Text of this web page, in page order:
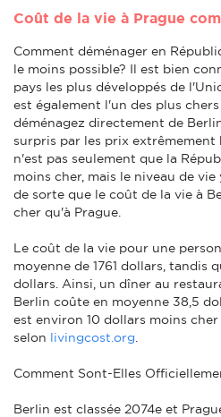
Coût de la vie à Prague
Comment déménager en
le moins possible? Il est bien
pays les plus développés de
est également l'un des plus
déménagez directement de
surpris par les prix extrêmement
n'est pas seulement que la
moins cher, mais le niveau de
de sorte que le coût de la vie à
cher qu'à Prague.
Le coût de la vie pour une
moyenne de 1761 dollars, tandis
dollars. Ainsi, un dîner au
Berlin coûte en moyenne 38,5
est environ 10 dollars moins
selon livingcost.org
Comment Sont-Elles
Berlin est classée 2074e et